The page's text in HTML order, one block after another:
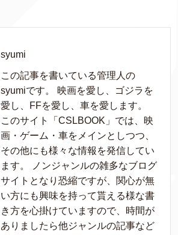
syumi
この記事を書いている管理人の
syumiです。 映画を愛し、ゴジラを
愛し、FFを愛し、車を愛します。
このサイト「CSLBOOK」では、映
画・ゲーム・車をメインとしつつ、
その他にも様々な情報を発信してい
ます。 ノンジャンルの雑多なブログ
サイトとなり恐縮ですが、関心が無
い方にも興味を持って貰える様な書
き方を心掛けていますので、時間が
ありましたら他ジャンルの記事など